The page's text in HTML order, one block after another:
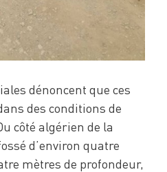
dénoncent que ces
des conditions de
côté algérien de la
d’environ quatre
mètres de profondeur,